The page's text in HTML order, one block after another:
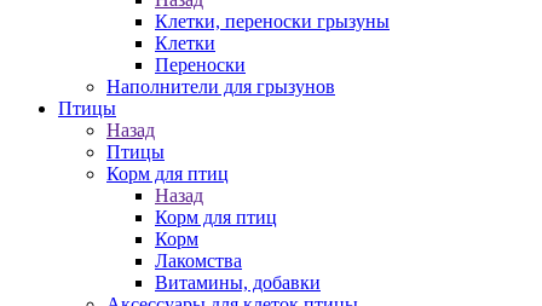
Клетки, переноски грызуны
Клетки
Переноски
Наполнители для грызунов
Птицы
Назад
Птицы
Корм для птиц
Назад
Корм для птиц
Корм
Лакомства
Витамины, добавки